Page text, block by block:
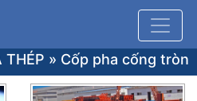
THÉP » Cốp pha cống tròn